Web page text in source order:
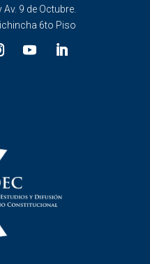
9 de Octubre.
6to Piso